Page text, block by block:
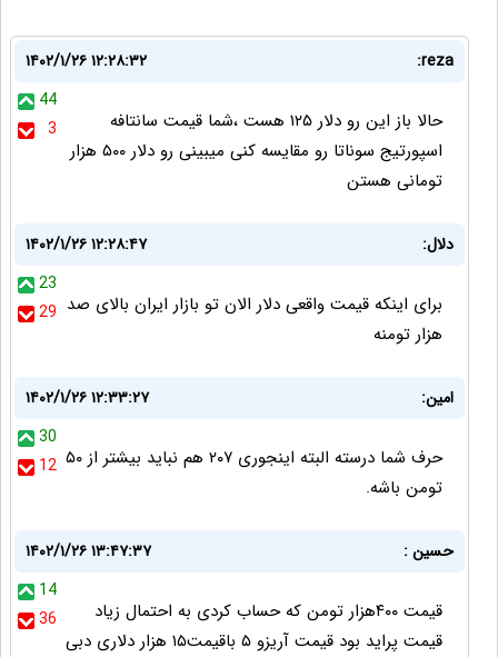
reza:
۱۴۰۲/۱/۲۶ ۱۲:۲۸:۳۲
44
3
حالا باز این رو دلار ۱۲۵ هست ،شما قیمت سانتافه
اسپورتیج سوناتا رو مقایسه کنی میبینی رو دلار ۵۰۰ هزار
تومانی هستن
دلال:
۱۴۰۲/۱/۲۶ ۱۲:۲۸:۴۷
23
29 برای اینکه قیمت واقعی دلار الان تو بازار ایران بالای صد
هزار تومنه
امین:
۱۴۰۲/۱/۲۶ ۱۲:۳۳:۲۷
30
12 حرف شما درسته البته اینجوری ۲۰۷ هم نباید بیشتر از ۵۰
تومن باشه.
حسین :
۱۴۰۲/۱/۲۶ ۱۳:۴۷:۳۷
14
36
قیمت ۴۰۰هزار تومن که حساب کردی به احتمال زیاد
قیمت پراید بود قیمت آریزو ۵ باقیمت۱۵ هزار دلاری دبی